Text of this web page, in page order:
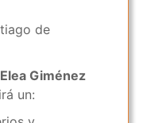
de
Elea Giménez
un: